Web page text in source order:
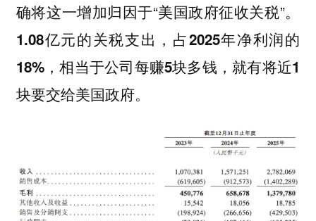
确将这一增加归因于“美国政府征收关税”。
1.08亿元的关税支出，占2025年净利润的
18%，相当于公司每赚5块多钱，就有将近1
块要交给美国政府。